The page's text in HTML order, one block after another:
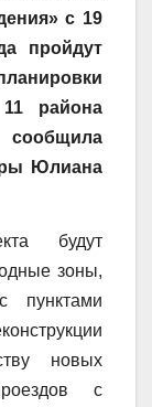
с 19
пройдут
района
Юлиана
будут
зоны,
пунктами
новых
с